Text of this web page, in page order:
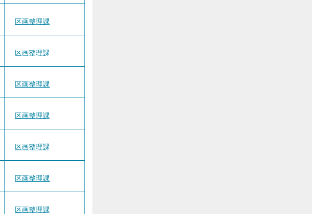
区画整理課
区画整理課
区画整理課
区画整理課
区画整理課
区画整理課
区画整理課